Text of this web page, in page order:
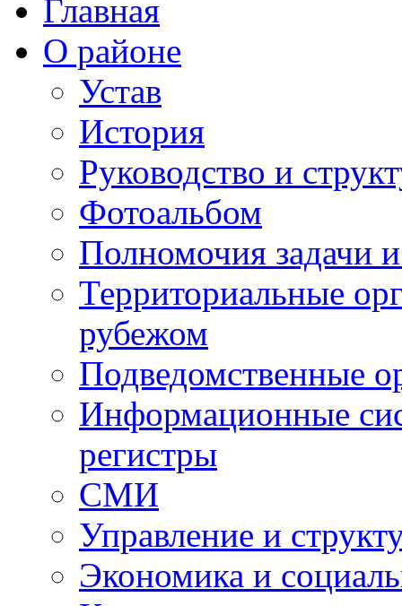
Главная
О районе
Устав
История
Руководство и
Фотоальбом
Полномочия задачи
Территориальные
рубежом
Подведомственные
Информационные
регистры
СМИ
Управление и
Экономика и